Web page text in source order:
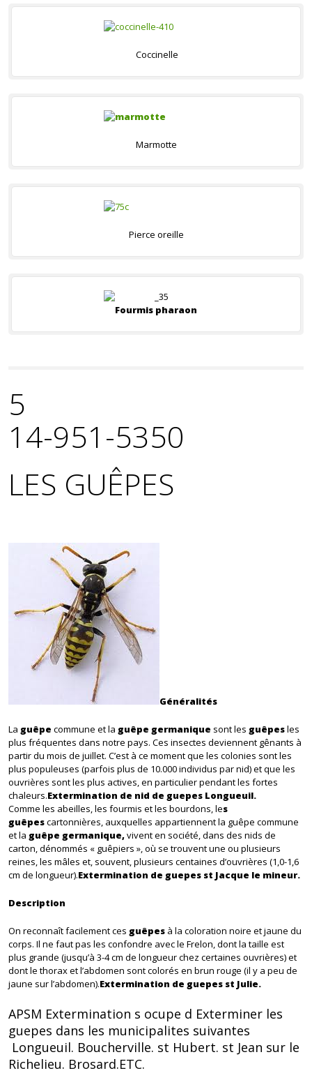
Coccinelle
Marmotte
Pierce oreille
Fourmis pharaon
5
14-951-5350
LES GUÊPES
Généralités
La guêpe commune et la guêpe germanique sont les guêpesles
plus fréquentes dans notre pays. Ces insectes deviennent gênants à
partir du mois de juillet. C’est à ce moment que les colonies sont les
plus populeuses (parfois plus de 10.000 individus par nid) et que les
ouvrières sont les plus actives, en particulier pendant les fortes
chaleurs.Extermination de nid de guepes Longueuil.
Comme les abeilles, les fourmis et les bourdons, les
guêpescartonnières, auxquelles appartiennent la guêpe commune
et la guêpe germanique,vivent en société, dans des nids de
carton, dénommés « guêpiers », où se trouvent une ou plusieurs
reines, les mâles et, souvent, plusieurs centaines d’ouvrières (1,0-1,6
cm de longueur).Extermination de guepes st Jacque le mineur.
Description
On reconnaît facilement ces guêpes à la coloration noire et jaune du
corps. Il ne faut pas les confondre avec le Frelon, dont la taille est
plus grande (jusqu’à 3-4 cm de longueur chez certaines ouvrières) et
dont le thorax et l’abdomen sont colorés en brun rouge (il y a peu de
jaune sur l’abdomen).Extermination de guepes st Julie.
APSM Extermination s ocupe d Exterminer les
guepes dans les municipalites suivantes
Longueuil. Boucherville. st Hubert. st Jean sur le
Richelieu. Brosard.ETC.